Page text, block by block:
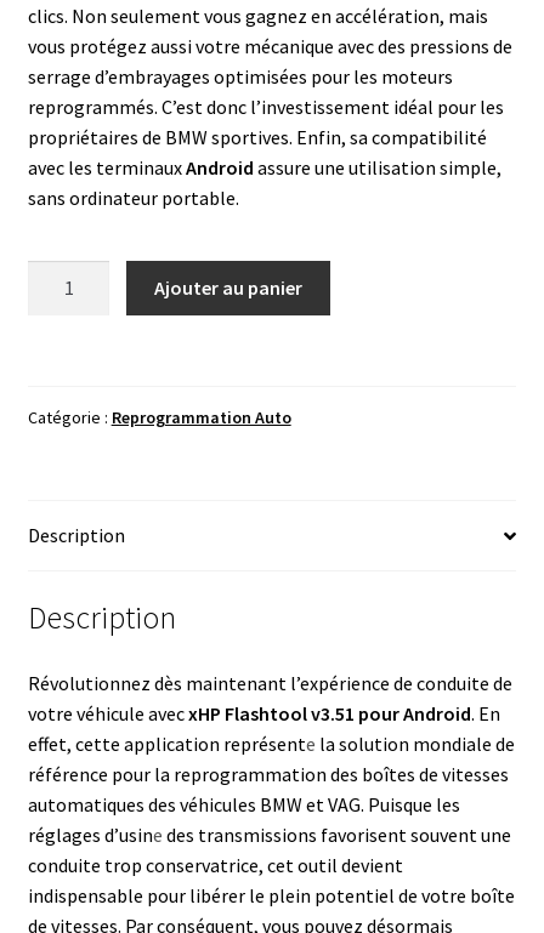
clics. Non seulement vous gagnez en accélération, mais
vous protégez aussi votre mécanique avec des pressions de
serrage d’embrayages optimisées pour les moteurs
reprogrammés. C’est donc l’investissement idéal pour les
propriétaires de BMW sportives. Enfin, sa compatibilité
avec les terminauxAndroid assure une utilisation simple,
sans ordinateur portable.
Android
Auto
Ajouter au panier
Catégorie : Reprogrammation Auto
Description
Description
Révolutionnez dès maintenant l’expérience de conduite de
votre véhicule avecxHP Flashtool v3.51 pour Android. En
effet, cette application représente la solution mondiale de
référence pour la reprogrammation des boîtes de vitesses
automatiques des véhicules BMW et VAG. Puisque les
réglages d’usine des transmissions favorisent souvent une
conduite trop conservatrice, cet outil devient
indispensable pour libérer le plein potentiel de votre boîte
de vitesses. Par conséquent, vous pouvez désormais